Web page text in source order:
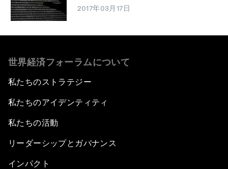
2017年03月17日
世界経済フォーラムについて
私たちのストラテジー
私たちのアイデンティティ
私たちの活動
リーダーシップとガバナンス
インパクト